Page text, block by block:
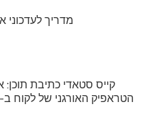
מדריך לעדכוני
קייס סטאדי כתיבת תוכן: